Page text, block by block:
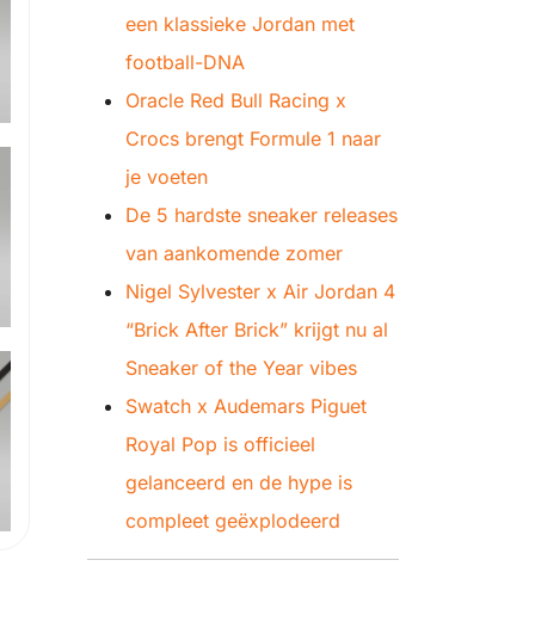
een klassieke Jordan met
football-DNA
Oracle Red Bull Racing x
Crocs brengt Formule 1 naar
je voeten
De 5 hardste sneaker releases
van aankomende zomer
Nigel Sylvester x Air Jordan 4
“Brick After Brick” krijgt nu al
Sneaker of the Year vibes
Swatch x Audemars Piguet
Royal Pop is officieel
gelanceerd en de hype is
compleet geëxplodeerd